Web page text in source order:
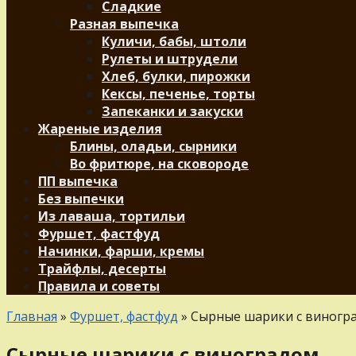
Сладкие
Разная выпечка
Куличи, бабы, штоли
Рулеты и штрудели
Хлеб, булки, пирожки
Кексы, печенье, торты
Запеканки и закуски
Жареные изделия
Блины, оладьи, сырники
Во фритюре, на сковороде
ПП выпечка
Без выпечки
Из лаваша, тортильи
Фуршет, фастфуд
Начинки, фарши, кремы
Трайфлы, десерты
Правила и советы
Главная » Фуршет, фастфуд » Сырные шарики с